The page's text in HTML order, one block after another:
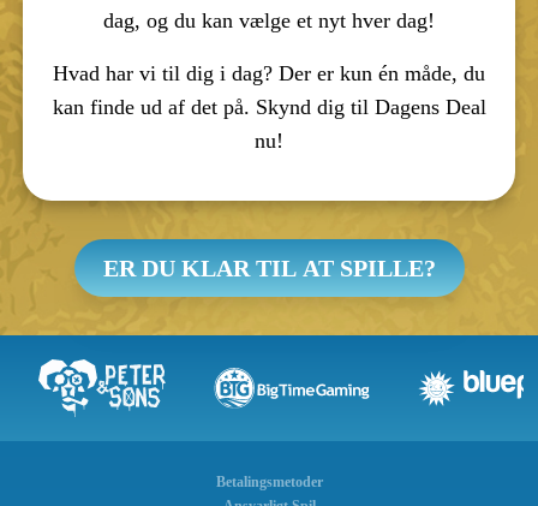
dag, og du kan vælge et nyt hver dag!
Hvad har vi til dig i dag? Der er kun én måde, du
kan finde ud af det på. Skynd dig til Dagens Deal
nu!
ER DU KLAR TIL AT SPILLE?
Betalingsmetoder